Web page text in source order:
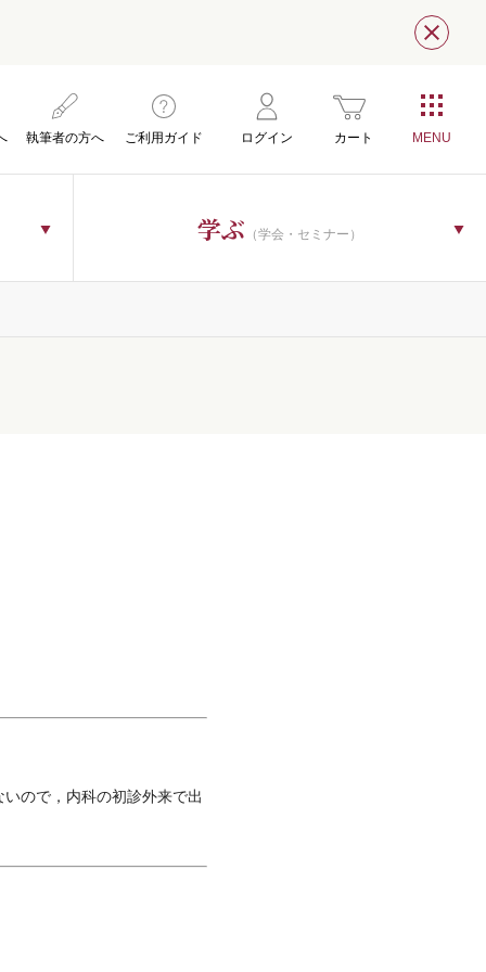
閉じ
執筆者の方へ ご利用ガイド ログイン カート
学ぶ （学会・セミナー）
ので，内科の初診外来で出